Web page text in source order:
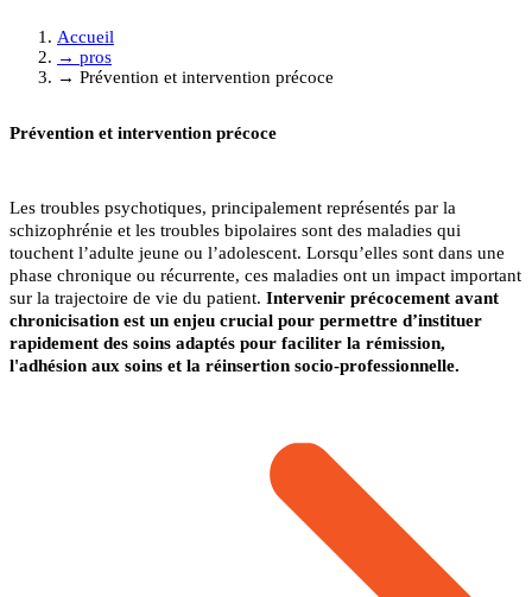
Accueil
→ pros
→ Prévention et intervention précoce
Prévention et intervention précoce
Les troubles psychotiques, principalement représentés par la
schizophrénie et les troubles bipolaires sont des maladies qui
touchent l’adulte jeune ou l’adolescent. Lorsqu’elles sont dans une
phase chronique ou récurrente, ces maladies ont un impact important
sur la trajectoire de vie du patient. Intervenir précocement avant
chronicisation est un enjeu crucial pour permettre d’instituer
rapidement des soins adaptés pour faciliter la rémission,
l'adhésion aux soins et la réinsertion socio-professionnelle.